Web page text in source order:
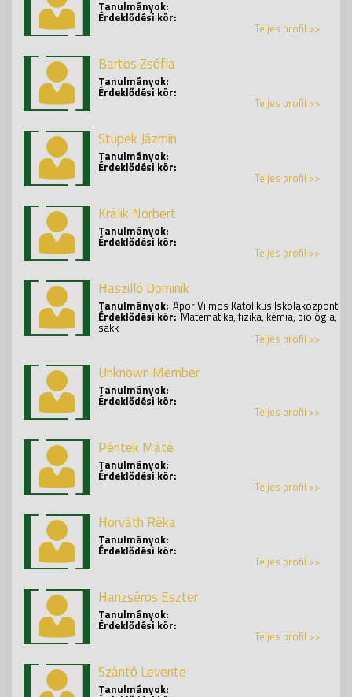
Tanulmányok:
Érdeklődési kör:
Teljes profil >>
Bartos Zsófia
Tanulmányok:
Érdeklődési kör:
Teljes profil >>
Stupek Jázmin
Tanulmányok:
Érdeklődési kör:
Teljes profil >>
Králik Norbert
Tanulmányok:
Érdeklődési kör:
Teljes profil >>
Haszilló Dominik
Tanulmányok: Apor Vilmos Katolikus Iskolaközpont
Érdeklődési kör: Matematika, fizika, kémia, biológia,
sakk
Teljes profil >>
Unknown Member
Tanulmányok:
Érdeklődési kör:
Teljes profil >>
Péntek Máté
Tanulmányok:
Érdeklődési kör:
Teljes profil >>
Horvàth Réka
Tanulmányok:
Érdeklődési kör:
Teljes profil >>
Hanzséros Eszter
Tanulmányok:
Érdeklődési kör:
Teljes profil >>
Szántó Levente
Tanulmányok: